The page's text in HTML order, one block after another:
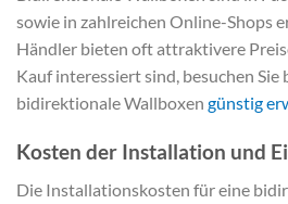
sowie in zahlreichen Online-Shops
Händler bieten oft attraktivere
Kauf interessiert sind, besuchen Sie
bidirektionale Wallboxen günstig
Kosten der Installation und
Die Installationskosten für eine